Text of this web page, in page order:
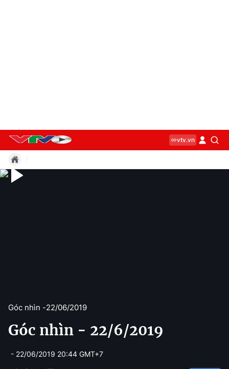
vtv.vn
Góc nhìn -22/06/2019
Góc nhìn - 22/6/2019
- 22/06/2019 20:44 GMT+7